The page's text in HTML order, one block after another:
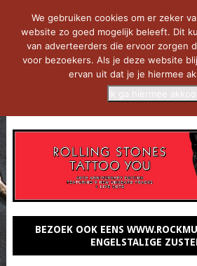
BEZOEK OOK EENS
ENGELSTALIGE
We gebruiken cookies om er zeker
website zo goed mogelijk beleeft. Dit
van adverteerders die ervoor zorgen
voor bezoekers. Als je deze website
ervan uit dat je je hiermee
Ik ga hiermee